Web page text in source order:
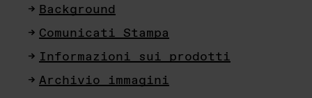
Background
Comunicati Stampa
Informazioni sui prodotti
Archivio immagini